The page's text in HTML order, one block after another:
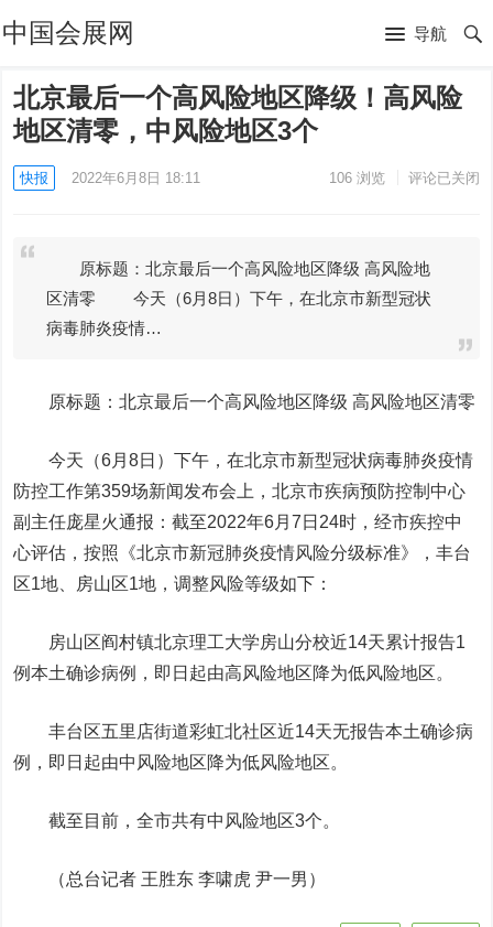
中国会展网 导航
北京最后一个高风险地区降级！高风险
地区清零，中风险地区3个
快报 2022年6月8日 18:11 106浏览 评论已关闭
原标题：北京最后一个高风险地区降级 高风险地
区清零 今天（6月8日）下午，在北京市新型冠状
病毒肺炎疫情…
原标题：北京最后一个高风险地区降级 高风险地区清零
今天（6月8日）下午，在北京市新型冠状病毒肺炎疫情
防控工作第359场新闻发布会上，北京市疾病预防控制中心
副主任庞星火通报：截至2022年6月7日24时，经市疾控中
心评估，按照《北京市新冠肺炎疫情风险分级标准》，丰台
区1地、房山区1地，调整风险等级如下：
房山区阎村镇北京理工大学房山分校近14天累计报告1
例本土确诊病例，即日起由高风险地区降为低风险地区。
丰台区五里店街道彩虹北社区近14天无报告本土确诊病
例，即日起由中风险地区降为低风险地区。
截至目前，全市共有中风险地区3个。
（总台记者 王胜东 李啸虎 尹一男）